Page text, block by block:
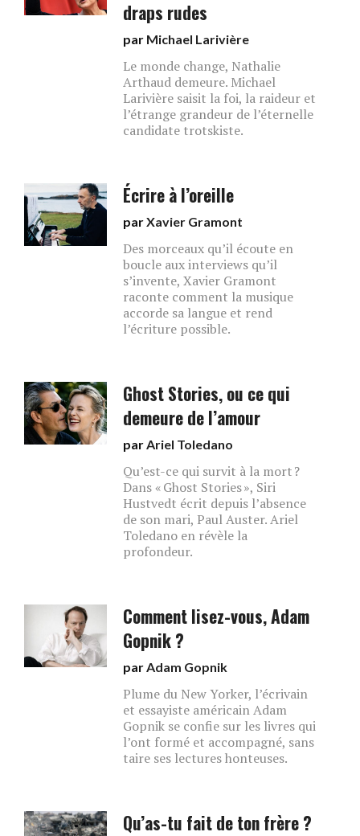
draps rudes
par Michael Larivière
Le monde change, Nathalie
Arthaud demeure. Michael
Larivière saisit la foi, la raideur et
l’étrange grandeur de l’éternelle
candidate trotskiste.
Écrire à l’oreille
parXavier Gramont
Des morceaux qu’il écoute en
boucle aux interviews qu’il
s’invente, Xavier Gramont
raconte comment la musique
accorde sa langue et rend
l’écriture possible.
Ghost Stories, ou ce qui
demeure de l’amour
parAriel Toledano
Qu’est-ce qui survit à la mort ?
Dans « Ghost Stories », Siri
Hustvedt écrit depuis l’absence
de son mari, Paul Auster. Ariel
Toledano en révèle la
profondeur.
Comment lisez-vous, Adam
Gopnik ?
parAdam Gopnik
Plume du New Yorker, l’écrivain
et essayiste américain Adam
Gopnik se confie sur les livres qui
l’ont formé et accompagné, sans
taire ses lectures honteuses.
Qu’as-tu fait de ton frère ?